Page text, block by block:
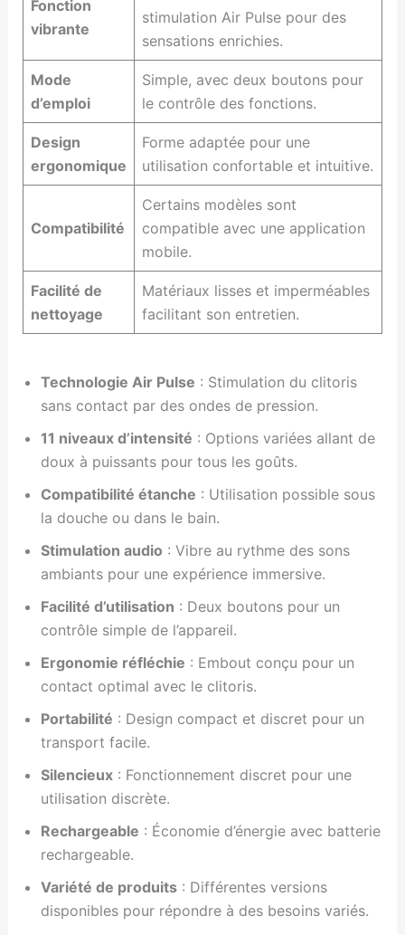
Fonction
vibrante
stimulation Air Pulse pour des
sensations enrichies.
Mode
d’emploi
Simple, avec deux boutons pour
le contrôle des fonctions.
Design
ergonomique
Forme adaptée pour une
utilisation confortable et intuitive.
Compatibilité
Certains modèles sont
compatible avec une application
mobile.
Facilité de
nettoyage
Matériaux lisses et imperméables
facilitant son entretien.
Technologie Air Pulse : Stimulation du clitoris
sans contact par des ondes de pression.
11 niveaux d’intensité : Options variées allant de
doux à puissants pour tous les goûts.
Compatibilité étanche : Utilisation possible sous
la douche ou dans le bain.
Stimulation audio : Vibre au rythme des sons
ambiants pour une expérience immersive.
Facilité d’utilisation : Deux boutons pour un
contrôle simple de l’appareil.
Ergonomie réfléchie : Embout conçu pour un
contact optimal avec le clitoris.
Portabilité : Design compact et discret pour un
transport facile.
Silencieux: Fonctionnement discret pour une
utilisation discrète.
Rechargeable : Économie d’énergie avec batterie
rechargeable.
Variété de produits: Différentes versions
disponibles pour répondre à des besoins variés.